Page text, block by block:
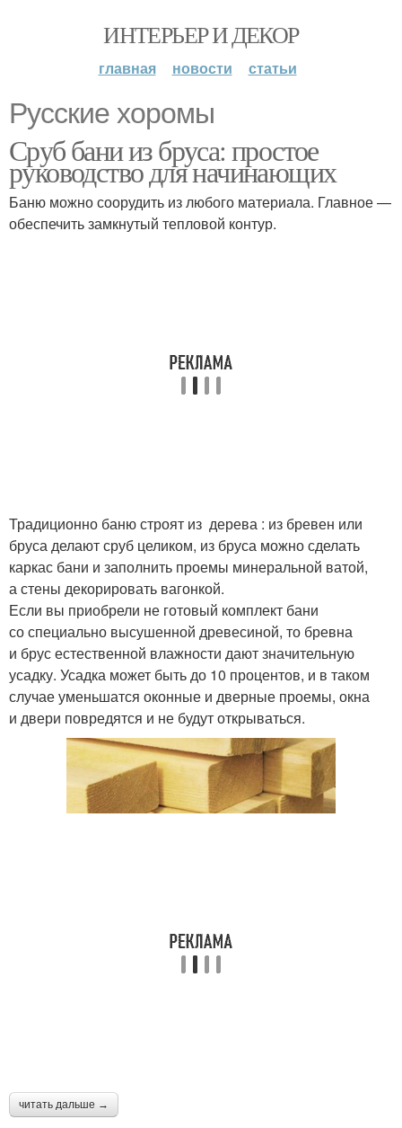
ИНТЕРЬЕР И ДЕКОР
главная новости статьи
Русские хоромы
Сруб бани из бруса: простое
руководство для начинающих
Баню можно соорудить из любого материала. Главное —
обеспечить замкнутый тепловой контур.
Традиционно баню строят из дерева : из бревен или
бруса делают сруб целиком, из бруса можно сделать
каркас бани и заполнить проемы минеральной ватой,
а стены декорировать вагонкой.
Если вы приобрели не готовый комплект бани
со специально высушенной древесиной, то бревна
и брус естественной влажности дают значительную
усадку. Усадка может быть до 10 процентов, и в таком
случае уменьшатся оконные и дверные проемы, окна
и двери повредятся и не будут открываться.
читать дальше →